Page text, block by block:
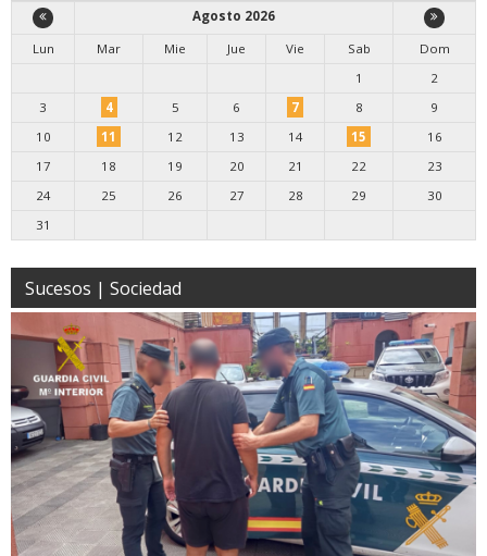
Agosto 2026
Lun
Mar Mie Jue Vie Sab
Dom
1
2
3
4 5 6 7 8
9
10
11 12 13 14 15
16
17
18 19 20 21 22
23
24
25 26 27 28 29
30
31
Sucesos | Sociedad